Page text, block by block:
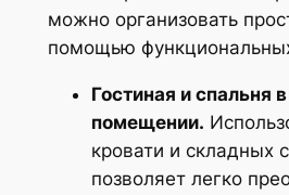
можно организовать
помощью
Гостиная и спальня
помещении.
кровати и складных
позволяет легко